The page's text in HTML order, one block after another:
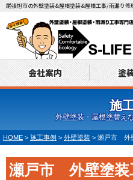
尾張旭市の外壁塗装&屋根塗装&屋根工事/雨漏り修
会社案内 塗
施
外壁塗装・屋根塗替え
HOME > 施工事例 > 外壁塗装 > 瀬戸市 外
瀬戸市 外壁塗